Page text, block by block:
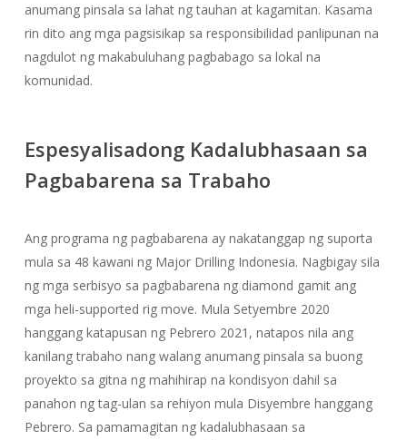
anumang pinsala sa lahat ng tauhan at kagamitan. Kasama
rin dito ang mga pagsisikap sa responsibilidad panlipunan na
nagdulot ng makabuluhang pagbabago sa lokal na
komunidad.
Espesyalisadong Kadalubhasaan sa
Pagbabarena sa Trabaho
Ang programa ng pagbabarena ay nakatanggap ng suporta
mula sa 48 kawani ng Major Drilling Indonesia. Nagbigay sila
ng mga serbisyo sa pagbabarena ng diamond gamit ang
mga heli-supported rig move. Mula Setyembre 2020
hanggang katapusan ng Pebrero 2021, natapos nila ang
kanilang trabaho nang walang anumang pinsala sa buong
proyekto sa gitna ng mahihirap na kondisyon dahil sa
panahon ng tag-ulan sa rehiyon mula Disyembre hanggang
Pebrero. Sa pamamagitan ng kadalubhasaan sa